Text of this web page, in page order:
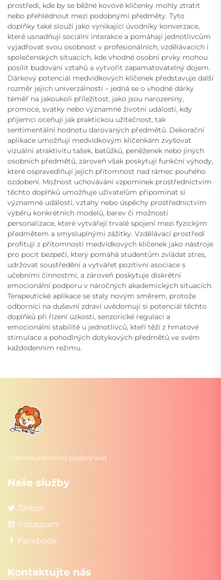
prostředí, kde by se běžné kovové klíčenky mohly ztratit
nebo přehlédnout mezi podobnými předměty. Tyto
doplňky také slouží jako vynikající úvodníky konverzace,
které usnadňují sociální interakce a pomáhají jednotlivcům
vyjadřovat svou osobnost v profesionálních, vzdělávacích i
společenských situacích, kde vhodné osobní prvky mohou
posílit budování vztahů a vytvořit zapamatovatelný dojem.
Dárkový potenciál medvídkových klíčenek představuje další
rozměr jejich univerzálnosti – jedná se o vhodné dárky
téměř na jakoukoli příležitost, jako jsou narozeniny,
promoce, svátky nebo významné životní události, kdy
příjemci oceňují jak praktickou užitečnost, tak
sentimentální hodnotu darovaných předmětů. Dekorační
aplikace umožňují medvídkovým klíčenkám zvyšovat
vizuální atraktivitu tašek, batůžků, peněženek nebo jiných
osobních předmětů, zároveň však poskytují funkční výhody,
které ospravedlňují jejich přítomnost nad rámec pouhého
ozdobení. Možnost uchovávání vzpomínek prostřednictvím
těchto doplňků umožňuje uživatelům připomínat si
významné události, vztahy nebo úspěchy prostřednictvím
výběru konkrétních modelů, barev či možností
personalizace, které vytvářejí trvalé spojení mezi fyzickým
předmětem a smysluplnými zážitky. Vzdělávací prostředí
profitují z přítomnosti medvídkových klíčenek jako nástroje
pro pocit bezpečí, který pomáhá studentům zvládat stres,
udržovat soustředění a vytvářet pozitivní asociace s
učebními činnostmi, a zároveň poskytuje diskrétní
emocionální podporu v náročných akademických situacích.
Terapeutické aplikace se staly novým směrem, protože
odborníci na duševní zdraví uvědomují si potenciál těchto
doplňků při řízení úzkosti, senzorické regulaci a
emocionální stabilitě u jednotlivců, kteří těží z hmatové
stimulace a pohodlných dotykových předmětů ve svém
každodenním režimu.
Vytvořte jedinečný plyšový svět
Naše služby
Twitter
Instagram
Facebook
Kontaktujte nás